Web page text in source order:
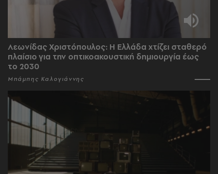
Λεωνίδας Χριστόπουλος: Η Ελλάδα χτίζει σταθερό
πλαίσιο για την οπτικοακουστική δημιουργία έως
το 2030
Μπάμπης Καλογιάννης